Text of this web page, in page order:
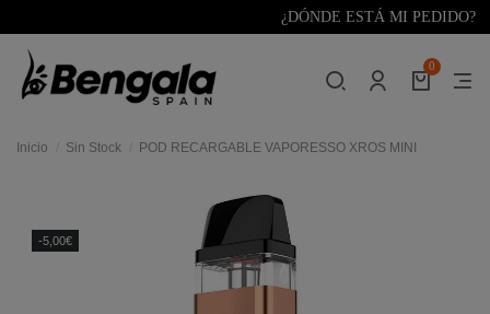
¿DÓNDE ESTÁ MI PEDIDO?
0
Inicio Sin Stock POD RECARGABLE VAPORESSO XROS MINI
-5,00€